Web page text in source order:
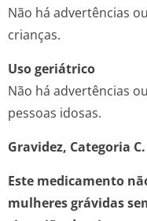
Não há advertências
crianças.
Uso geriátrico
Não há advertências
pessoas idosas.
Gravidez, Categoria C.
Este medicamento
mulheres grávidas